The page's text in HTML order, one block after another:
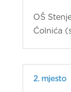
OŠ
Ćolnića
2. mjesto